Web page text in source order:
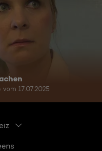
vom 17.07.2025